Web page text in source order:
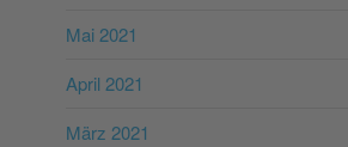
Mai 2021
April 2021
März 2021